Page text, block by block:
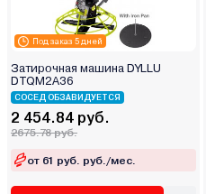
Под заказ 5 дней
Затирочная машина DYLLU
DTQM2A36
СОСЕД ОБЗАВИДУЕТСЯ
2 454.84 руб.
2675.78 руб.
от 61 руб. руб./мес.